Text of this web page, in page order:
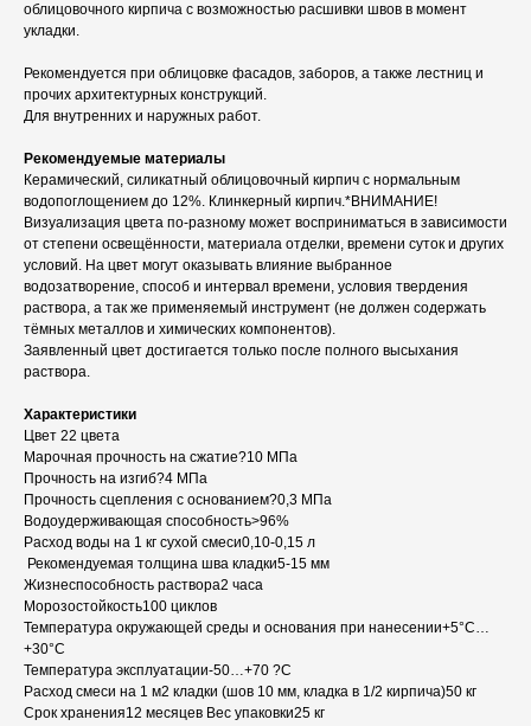
облицовочного кирпича с возможностью расшивки швов в момент
укладки.
Рекомендуется при облицовке фасадов, заборов, а также лестниц и
прочих архитектурных конструкций.
Для внутренних и наружных работ.
Рекомендуемые материалы
Керамический, силикатный облицовочный кирпич с нормальным
водопоглощением до 12%. Клинкерный кирпич.*ВНИМАНИЕ!
Визуализация цвета по-разному может восприниматься в зависимости
от степени освещённости, материала отделки, времени суток и других
условий. На цвет могут оказывать влияние выбранное
водозатворение, способ и интервал времени, условия твердения
раствора, а так же применяемый инструмент (не должен содержать
тёмных металлов и химических компонентов).
Заявленный цвет достигается только после полного высыхания
раствора.
Характеристики
Цвет 22 цвета
Марочная прочность на сжатие?10 МПа
Прочность на изгиб?4 МПа
Прочность сцепления с основанием?0,3 МПа
Водоудерживающая способность>96%
Расход воды на 1 кг сухой смеси0,10-0,15 л
Рекомендуемая толщина шва кладки5-15 мм
Жизнеспособность раствора2 часа
Морозостойкость100 циклов
Температура окружающей среды и основания при нанесении+5°С…
+30°С
Температура эксплуатации-50…+70 ?С
Расход смеси на 1 м2 кладки (шов 10 мм, кладка в 1/2 кирпича)50 кг
Срок хранения12 месяцев Вес упаковки25 кг